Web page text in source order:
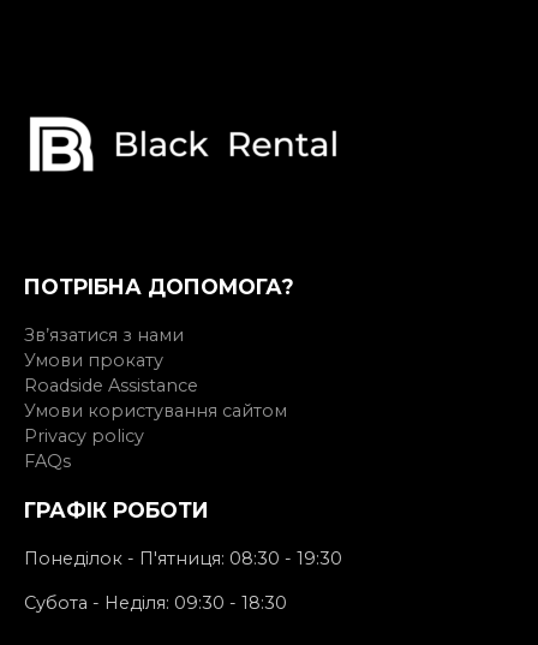
ПОТРІБНА ДОПОМОГА?
Зв’язатися з нами
Умови прокату
Roadside Assistance
Умови користування сайтом
Privacy policy
FAQs
ГРАФІК РОБОТИ
Понеділок - П'ятниця: 08:30 - 19:30
Субота - Неділя: 09:30 - 18:30